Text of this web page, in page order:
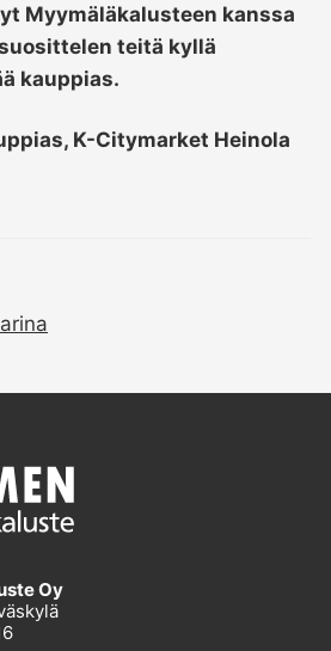
Myymäläkalusteen kanssa
teitä kyllä
kauppias.
K-Citymarket Heinola
Oy